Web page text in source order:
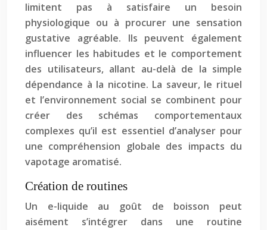
limitent pas à satisfaire un besoin
physiologique ou à procurer une sensation
gustative agréable. Ils peuvent également
influencer les habitudes et le comportement
des utilisateurs, allant au-delà de la simple
dépendance à la nicotine. La saveur, le rituel
et l’environnement social se combinent pour
créer des schémas comportementaux
complexes qu’il est essentiel d’analyser pour
une compréhension globale des impacts du
vapotage aromatisé.
Création de routines
Un e-liquide au goût de boisson peut
aisément s’intégrer dans une routine